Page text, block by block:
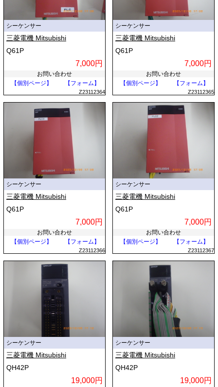
シーケンサー
三菱電機 Mitsubishi
Q61P
7,000円
お問い合わせ
【個別ページ】
【フォーム】
Z23112364
シーケンサー
三菱電機 Mitsubishi
Q61P
7,000円
お問い合わせ
【個別ページ】
【フォーム】
Z23112365
シーケンサー
三菱電機 Mitsubishi
Q61P
7,000円
お問い合わせ
【個別ページ】
【フォーム】
Z23112366
シーケンサー
三菱電機 Mitsubishi
Q61P
7,000円
お問い合わせ
【個別ページ】
【フォーム】
Z23112367
シーケンサー
三菱電機 Mitsubishi
QH42P
19,000円
シーケンサー
三菱電機 Mitsubishi
QH42P
19,000円